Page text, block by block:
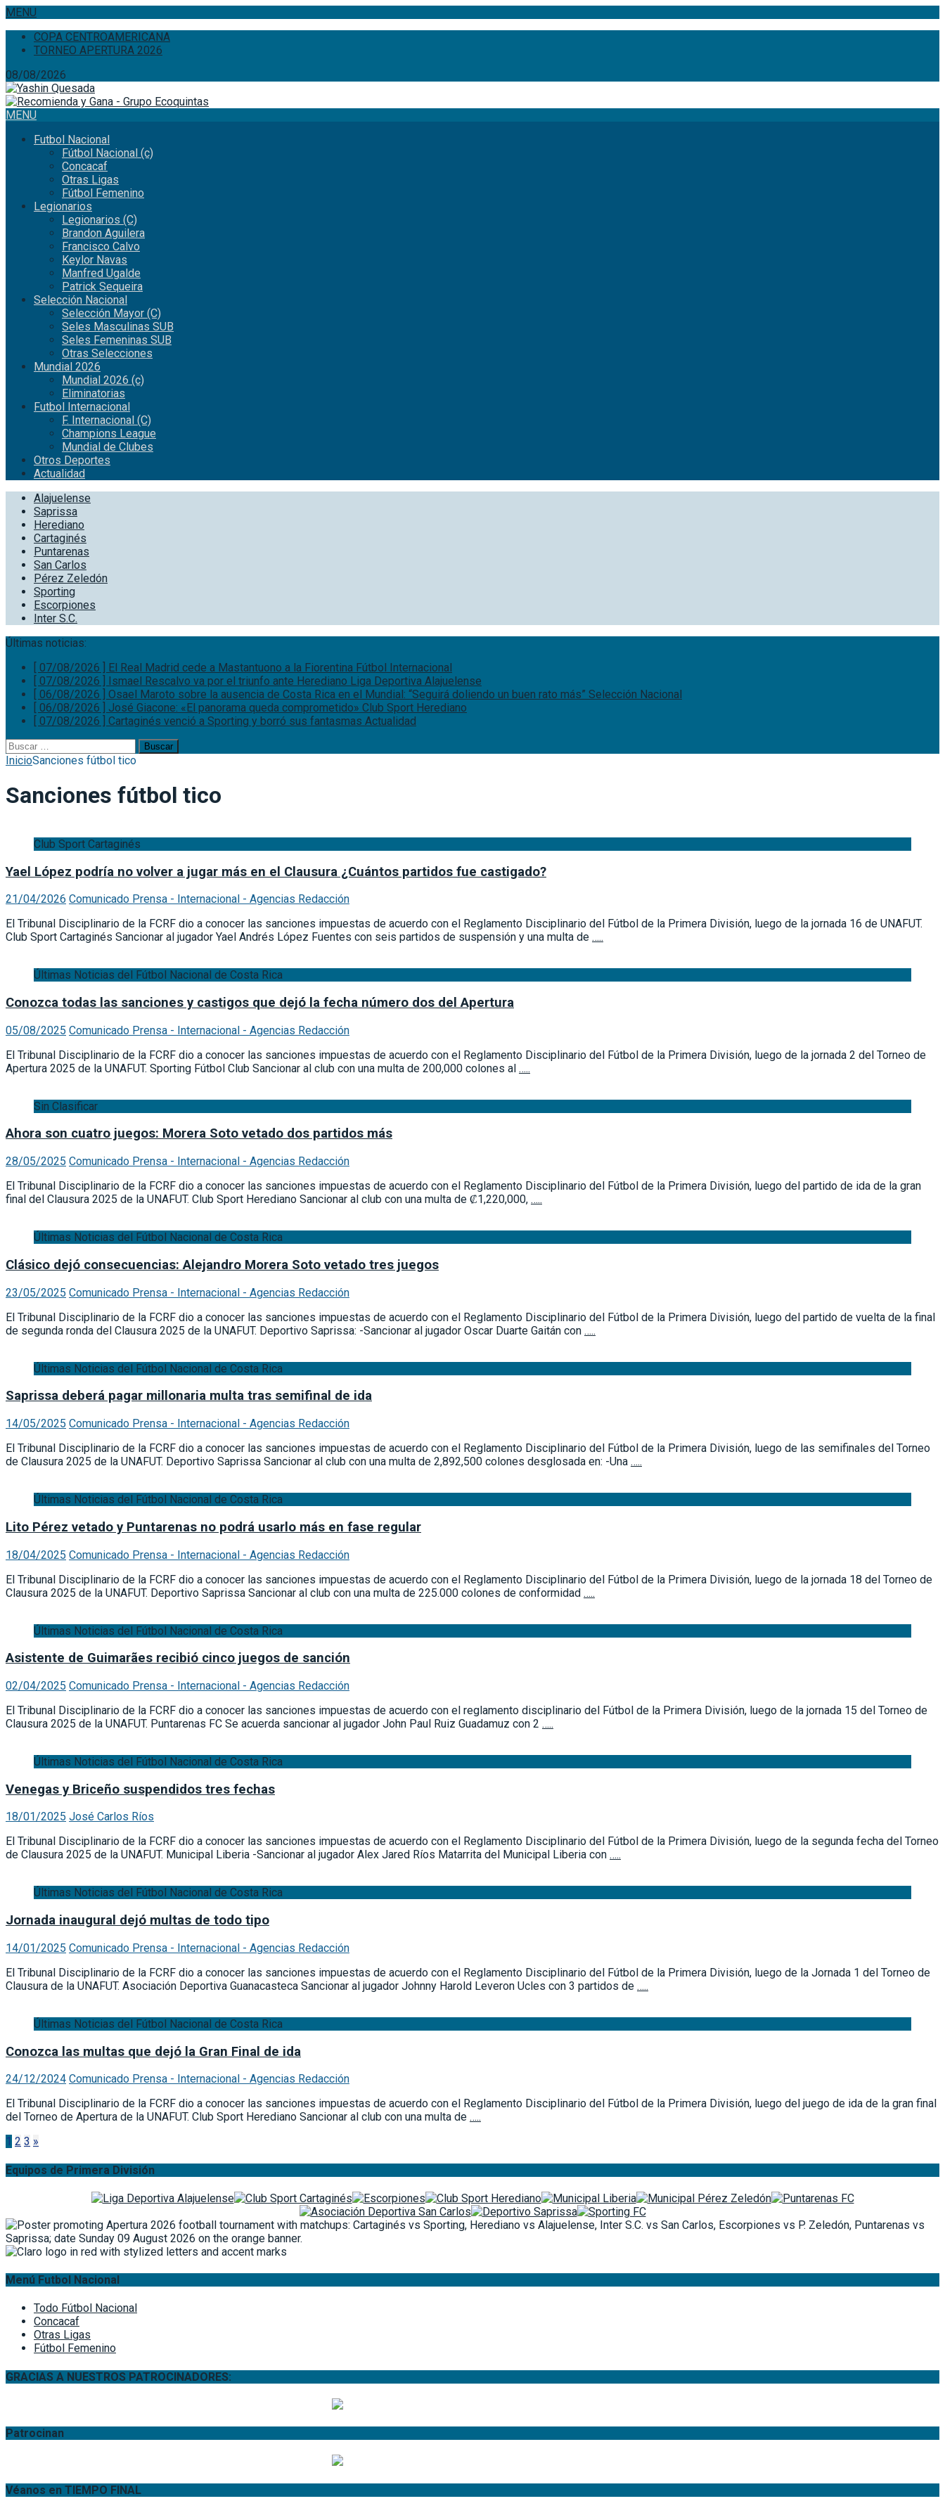
MENU
COPA CENTROAMERICANA
TORNEO APERTURA 2026
08/08/2026
MENU
Futbol Nacional
Fútbol Nacional (c)
Concacaf
Otras Ligas
Fútbol Femenino
Legionarios
Legionarios (C)
Brandon Aguilera
Francisco Calvo
Keylor Navas
Manfred Ugalde
Patrick Sequeira
Selección Nacional
Selección Mayor (C)
Seles Masculinas SUB
Seles Femeninas SUB
Otras Selecciones
Mundial 2026
Mundial 2026 (c)
Eliminatorias
Futbol Internacional
F. Internacional (C)
Champions League
Mundial de Clubes
Otros Deportes
Actualidad
Alajuelense
Saprissa
Herediano
Cartaginés
Puntarenas
San Carlos
Pérez Zeledón
Sporting
Escorpiones
Inter S.C.
Últimas noticias:
[ 07/08/2026 ] El Real Madrid cede a Mastantuono a la Fiorentina Fútbol Internacional
[ 07/08/2026 ] Ismael Rescalvo va por el triunfo ante Herediano Liga Deportiva Alajuelense
[ 06/08/2026 ] Osael Maroto sobre la ausencia de Costa Rica en el Mundial: “Seguirá doliendo un buen rato más” Selección Nacional
[ 06/08/2026 ] José Giacone: «El panorama queda comprometido» Club Sport Herediano
[ 07/08/2026 ] Cartaginés venció a Sporting y borró sus fantasmas Actualidad
Buscar:
InicioSanciones fútbol tico
Sanciones fútbol tico
Club Sport Cartaginés
Yael López podría no volver a jugar más en el Clausura ¿Cuántos partidos fue castigado?
21/04/2026 Comunicado Prensa - Internacional - Agencias Redacción
El Tribunal Disciplinario de la FCRF dio a conocer las sanciones impuestas de acuerdo con el Reglamento Disciplinario del Fútbol de la Primera División, luego de la jornada 16 de UNAFUT.
Club Sport Cartaginés Sancionar al jugador Yael Andrés López Fuentes con seis partidos de suspensión y una multa de …..
Últimas Noticias del Fútbol Nacional de Costa Rica
Conozca todas las sanciones y castigos que dejó la fecha número dos del Apertura
05/08/2025 Comunicado Prensa - Internacional - Agencias Redacción
El Tribunal Disciplinario de la FCRF dio a conocer las sanciones impuestas de acuerdo con el Reglamento Disciplinario del Fútbol de la Primera División, luego de la jornada 2 del Torneo de
Apertura 2025 de la UNAFUT. Sporting Fútbol Club Sancionar al club con una multa de 200,000 colones al …..
Sin Clasificar
Ahora son cuatro juegos: Morera Soto vetado dos partidos más
28/05/2025 Comunicado Prensa - Internacional - Agencias Redacción
El Tribunal Disciplinario de la FCRF dio a conocer las sanciones impuestas de acuerdo con el Reglamento Disciplinario del Fútbol de la Primera División, luego del partido de ida de la gran
final del Clausura 2025 de la UNAFUT. Club Sport Herediano Sancionar al club con una multa de ₡1,220,000, …..
Últimas Noticias del Fútbol Nacional de Costa Rica
Clásico dejó consecuencias: Alejandro Morera Soto vetado tres juegos
23/05/2025 Comunicado Prensa - Internacional - Agencias Redacción
El Tribunal Disciplinario de la FCRF dio a conocer las sanciones impuestas de acuerdo con el Reglamento Disciplinario del Fútbol de la Primera División, luego del partido de vuelta de la final
de segunda ronda del Clausura 2025 de la UNAFUT. Deportivo Saprissa: -Sancionar al jugador Oscar Duarte Gaitán con …..
Últimas Noticias del Fútbol Nacional de Costa Rica
Saprissa deberá pagar millonaria multa tras semifinal de ida
14/05/2025 Comunicado Prensa - Internacional - Agencias Redacción
El Tribunal Disciplinario de la FCRF dio a conocer las sanciones impuestas de acuerdo con el Reglamento Disciplinario del Fútbol de la Primera División, luego de las semifinales del Torneo
de Clausura 2025 de la UNAFUT. Deportivo Saprissa Sancionar al club con una multa de 2,892,500 colones desglosada en: -Una …..
Últimas Noticias del Fútbol Nacional de Costa Rica
Lito Pérez vetado y Puntarenas no podrá usarlo más en fase regular
18/04/2025 Comunicado Prensa - Internacional - Agencias Redacción
El Tribunal Disciplinario de la FCRF dio a conocer las sanciones impuestas de acuerdo con el Reglamento Disciplinario del Fútbol de la Primera División, luego de la jornada 18 del Torneo de
Clausura 2025 de la UNAFUT. Deportivo Saprissa Sancionar al club con una multa de 225.000 colones de conformidad …..
Últimas Noticias del Fútbol Nacional de Costa Rica
Asistente de Guimarães recibió cinco juegos de sanción
02/04/2025 Comunicado Prensa - Internacional - Agencias Redacción
El Tribunal Disciplinario de la FCRF dio a conocer las sanciones impuestas de acuerdo con el reglamento disciplinario del Fútbol de la Primera División, luego de la jornada 15 del Torneo de
Clausura 2025 de la UNAFUT. Puntarenas FC Se acuerda sancionar al jugador John Paul Ruiz Guadamuz con 2 …..
Últimas Noticias del Fútbol Nacional de Costa Rica
Venegas y Briceño suspendidos tres fechas
18/01/2025 José Carlos Ríos
El Tribunal Disciplinario de la FCRF dio a conocer las sanciones impuestas de acuerdo con el Reglamento Disciplinario del Fútbol de la Primera División, luego de la segunda fecha del Torneo
de Clausura 2025 de la UNAFUT. Municipal Liberia -Sancionar al jugador Alex Jared Ríos Matarrita del Municipal Liberia con …..
Últimas Noticias del Fútbol Nacional de Costa Rica
Jornada inaugural dejó multas de todo tipo
14/01/2025 Comunicado Prensa - Internacional - Agencias Redacción
El Tribunal Disciplinario de la FCRF dio a conocer las sanciones impuestas de acuerdo con el Reglamento Disciplinario del Fútbol de la Primera División, luego de la Jornada 1 del Torneo de
Clausura de la UNAFUT. Asociación Deportiva Guanacasteca Sancionar al jugador Johnny Harold Leveron Ucles con 3 partidos de …..
Últimas Noticias del Fútbol Nacional de Costa Rica
Conozca las multas que dejó la Gran Final de ida
24/12/2024 Comunicado Prensa - Internacional - Agencias Redacción
El Tribunal Disciplinario de la FCRF dio a conocer las sanciones impuestas de acuerdo con el Reglamento Disciplinario del Fútbol de la Primera División, luego del juego de ida de la gran final
del Torneo de Apertura de la UNAFUT. Club Sport Herediano Sancionar al club con una multa de …..
Paginación
de
entradas
1 2 3 »
Equipos de Primera División
Menú Futbol Nacional
Todo Fútbol Nacional
Concacaf
Otras Ligas
Fútbol Femenino
GRACIAS A NUESTROS PATROCINADORES:
Patrocinan
Véanos en TIEMPO FINAL